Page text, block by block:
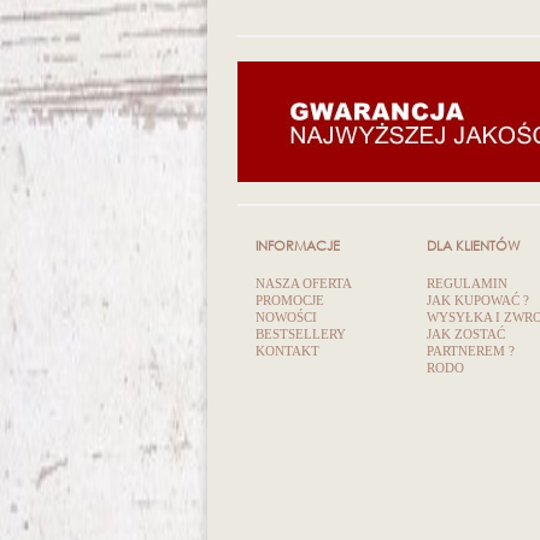
INFORMACJE
NASZA OFERTA
PROMOCJE
NOWOŚCI
BESTSELLERY
KONTAKT
DLA KLIENTÓW
REGULAMIN
JAK KUPOWAĆ ?
WYSYŁKA I
JAK ZOSTAĆ
PARTNEREM ?
RODO